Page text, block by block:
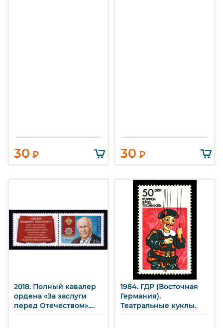
30 ₽ 30 ₽
2018. Полный кавалер
ордена «За заслуги
перед Отечеством».
В.М. Зельдин. 27 р.
1984. ГДР (Восточная
Германия).
Театральные куклы.